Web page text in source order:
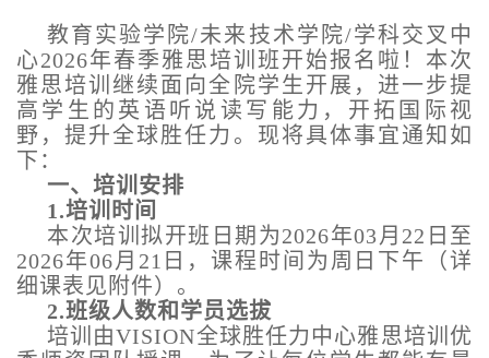
教育实验学院/未来技术学院/学科交叉中
心2026年春季雅思培训班开始报名啦！本次
雅思培训继续面向全院学生开展，进一步提
高学生的英语听说读写能力，开拓国际视
野，提升全球胜任力。现将具体事宜通知如
下：
一、培训安排
1.培训时间
本次培训拟开班日期为2026年03月22日至
2026年06月21日，课程时间为周日下午（详
细课表见附件）。
2.班级人数和学员选拔
培训由VISION全球胜任力中心雅思培训优